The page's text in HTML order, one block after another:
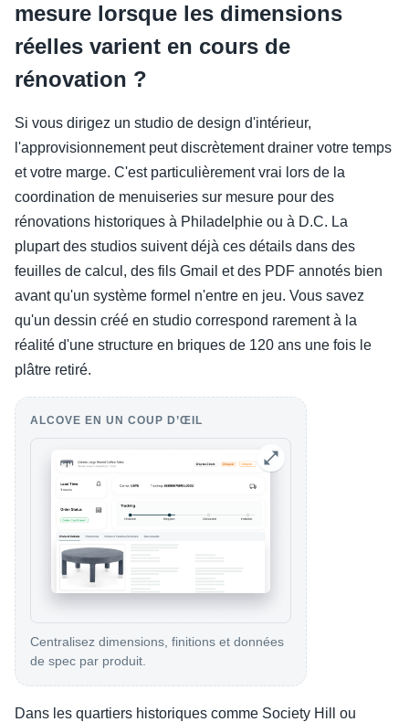
mesure lorsque les dimensions
réelles varient en cours de
rénovation ?
Si vous dirigez un studio de design d'intérieur,
l'approvisionnement peut discrètement drainer votre temps
et votre marge. C'est particulièrement vrai lors de la
coordination de menuiseries sur mesure pour des
rénovations historiques à Philadelphie ou à D.C. La
plupart des studios suivent déjà ces détails dans des
feuilles de calcul, des fils Gmail et des PDF annotés bien
avant qu'un système formel n'entre en jeu. Vous savez
qu'un dessin créé en studio correspond rarement à la
réalité d'une structure en briques de 120 ans une fois le
plâtre retiré.
ALCOVE EN UN COUP D’ŒIL
Centralisez dimensions, finitions et données
de spec par produit.
Dans les quartiers historiques comme Society Hill ou